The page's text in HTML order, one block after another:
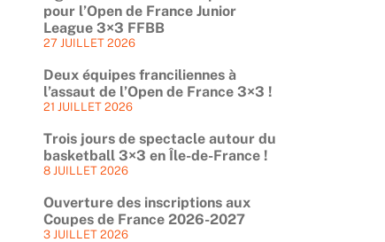
pour l’Open de France Junior
League 3×3 FFBB
27 JUILLET 2026
Deux équipes franciliennes à
l’assaut de l’Open de France 3×3 !
21 JUILLET 2026
Trois jours de spectacle autour du
basketball 3×3 en Île-de-France !
8 JUILLET 2026
Ouverture des inscriptions aux
Coupes de France 2026-2027
3 JUILLET 2026